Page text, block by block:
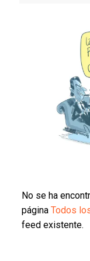
No se ha
página Todos
feed existente.